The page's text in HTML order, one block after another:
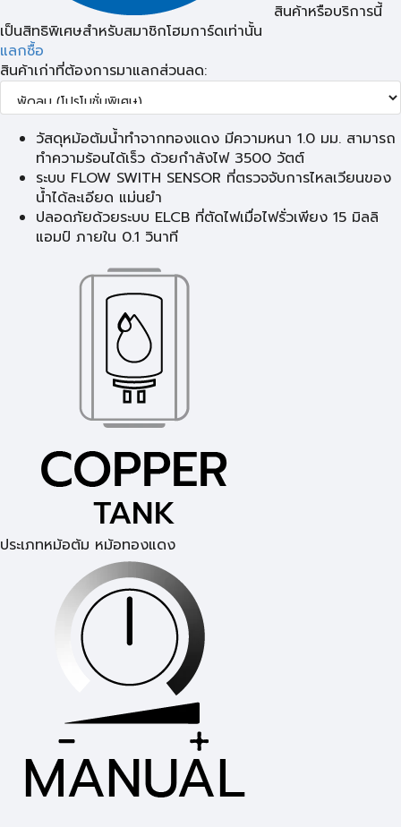
สินค้าหรือบริการนี้
เป็นสิทธิพิเศษสำหรับสมาชิกโฮมการ์ดเท่านั้น
แลกซื้อ
สินค้าเก่าที่ต้องการมาแลกส่วนลด:
วัสดุหม้อต้มน้ำทำจากทองแดง มีความหนา 1.0 มม. สามารถ
ทำความร้อนได้เร็ว ด้วยกำลังไฟ 3500 วัตต์
ระบบ FLOW SWITH SENSOR ที่ตรวจจับการไหลเวียนของ
น้ำได้ละเอียด แม่นยำ
ปลอดภัยด้วยระบบ ELCB ที่ตัดไฟเมื่อไฟรั่วเพียง 15 มิลลิ
แอมป์ ภายใน 0.1 วินาที
ประเภทหม้อต้ม หม้อทองแดง